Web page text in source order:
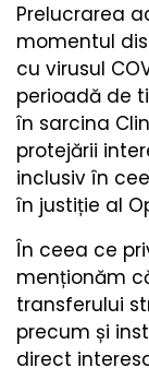
Prelucrarea
momentul
cu virusul
perioadă de
în sarcina
protejării
inclusiv în
în justiție al
În ceea ce
menționăm
transferului
precum și
direct